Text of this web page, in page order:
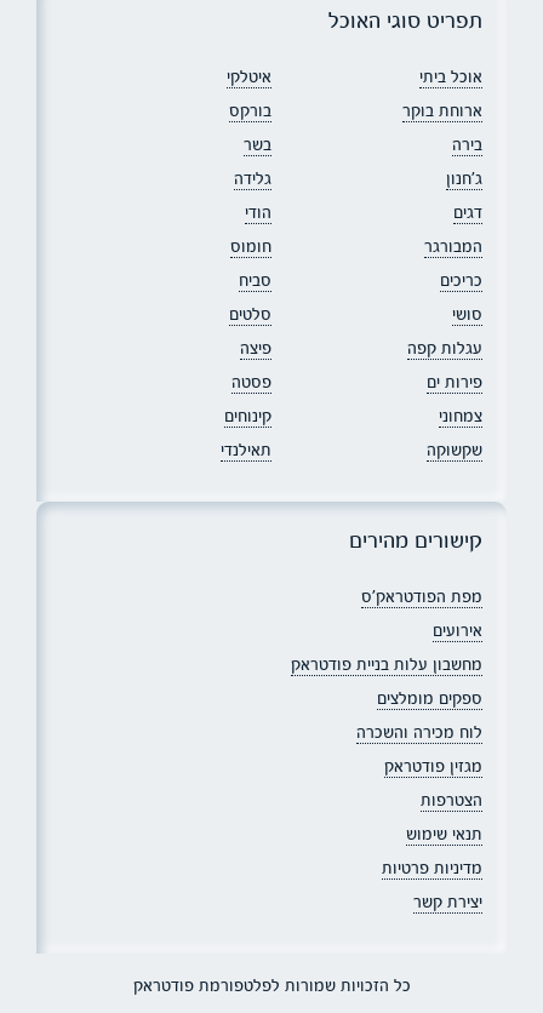
תפריט סוגי האוכל
אוכל ביתי
איטלקי
ארוחת בוקר
בורקס
בירה
בשר
ג׳חנון
גלידה
דגים
הודי
המבורגר
חומוס
כריכים
סביח
סושי
סלטים
עגלות קפה
פיצה
פירות ים
פסטה
צמחוני
קינוחים
שקשוקה
תאילנדי
קישורים מהירים
מפת הפודטראק׳ס
אירועים
מחשבון עלות בניית פודטראק
ספקים מומלצים
לוח מכירה והשכרה
מגזין פודטראק
הצטרפות
תנאי שימוש
מדיניות פרטיות
יצירת קשר
כל הזכויות שמורות לפלטפורמת פודטראק